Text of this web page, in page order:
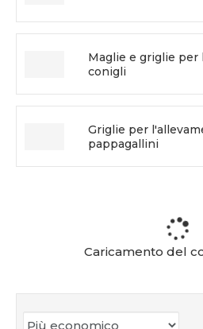
Maglie e griglie per
conigli
Griglie per
pappagallini
Caricamento del